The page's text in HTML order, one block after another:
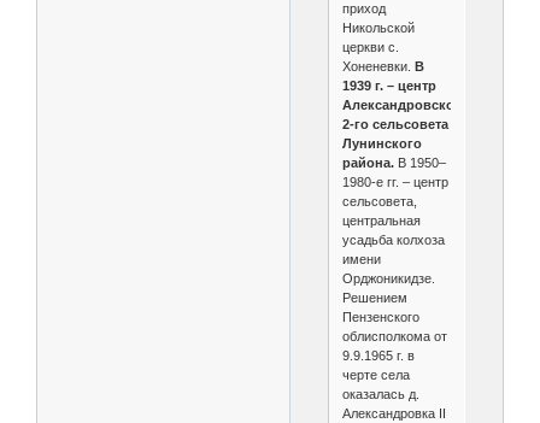
приход
Никольской
церкви с.
Хоненевки.
В
1939 г. – центр
Александровского
2-го сельсовета
Лунинского
района.В 1950–
1980-е гг. – центр
сельсовета,
центральная
усадьба колхоза
имени
Орджоникидзе.
Решением
Пензенского
облисполкома от
9.9.1965 г. в
черте села
оказалась д.
Александровка II